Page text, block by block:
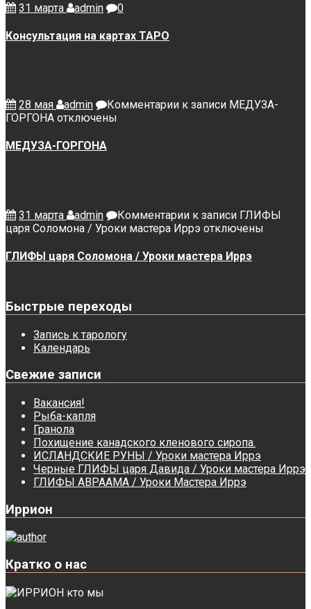
31 марта admin 0
Консультация на картах ТАРО
28 мая admin Комментарии к записи МЕДУЗА-
ГОРГОНА отключены
МЕДУЗА-ГОРГОНА
31 марта admin Комментарии к записи ГЛИФЫ
царя Соломона / Уроки мастера Иррэ отключены
ГЛИФЫ царя Соломона / Уроки мастера Иррэ
Быстрые переходы
Запись к тарологу
Календарь
Свежие записи
Вакансия!
Рыба-капля
Гранола
Похищение канадского кленового сиропа.
ИСЛАНДСКИЕ РУНЫ / Уроки мастера Иррэ
Черные ГЛИФЫ царя Давида / Уроки мастера Иррэ
ГЛИФЫ АВРААМА / Уроки Мастера Иррэ
Иррион
Кратко о нас